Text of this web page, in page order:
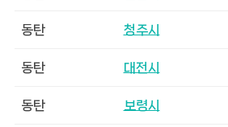
동탄 청주시
동탄 대전시
동탄 보령시